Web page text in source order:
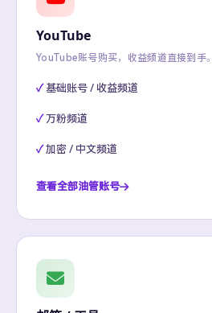
YouTube
YouTube账号购买，收益频道直接到手。
基础账号 / 收益频道
万粉频道
加密 / 中文频道
查看全部油管账号